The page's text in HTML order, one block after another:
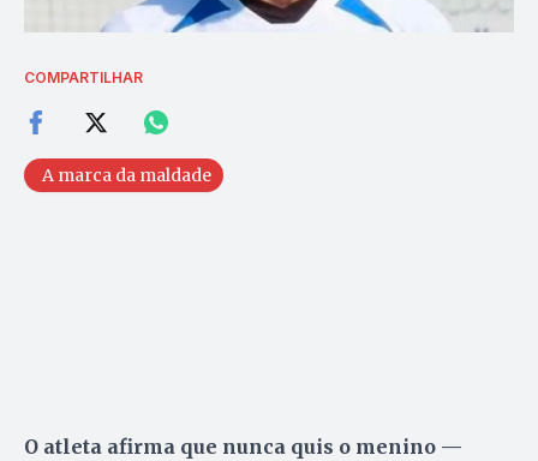
COMPARTILHAR
A marca da maldade
O atleta afirma que nunca quis o menino —